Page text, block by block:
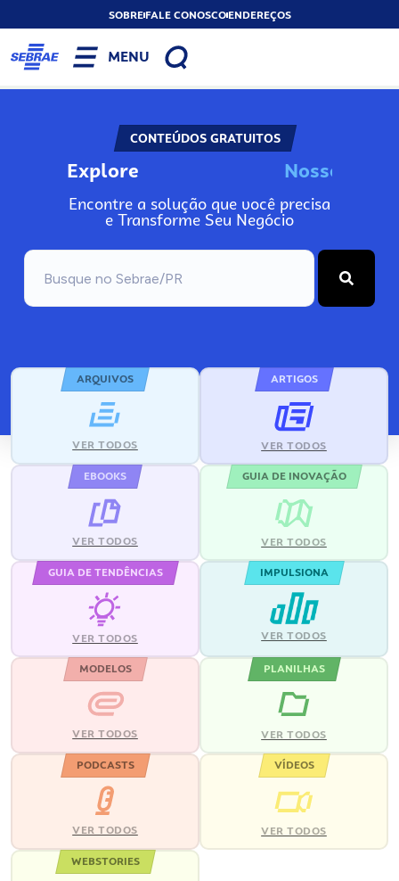
SOBREFALE CONOSCOENDEREÇOS
MENU
CONTEÚDOS GRATUITOS
Explore No
Encontre a solução que você precisa
e Transforme Seu Negócio
ARQUIVOS
VER TODOS
ARTIGOS
VER TODOS
EBOOKS
VER TODOS
GUIA DE INOVAÇÃO
VER TODOS
GUIA DE TENDÊNCIAS
VER TODOS
IMPULSIONA
VER TODOS
MODELOS
VER TODOS
PLANILHAS
VER TODOS
PODCASTS
VER TODOS
VÍDEOS
VER TODOS
WEBSTORIES